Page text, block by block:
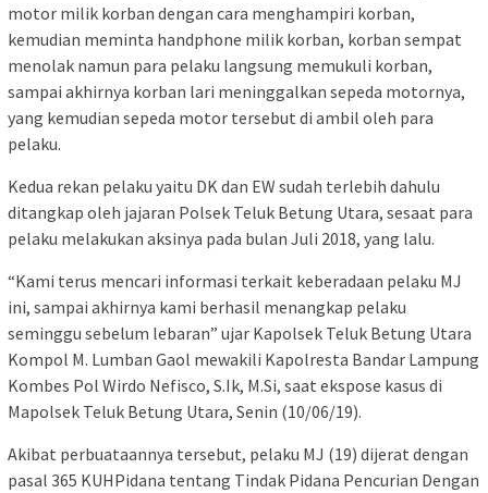
motor milik korban dengan cara menghampiri korban,
kemudian meminta handphone milik korban, korban sempat
menolak namun para pelaku langsung memukuli korban,
sampai akhirnya korban lari meninggalkan sepeda motornya,
yang kemudian sepeda motor tersebut di ambil oleh para
pelaku.
Kedua rekan pelaku yaitu DK dan EW sudah terlebih dahulu
ditangkap oleh jajaran Polsek Teluk Betung Utara, sesaat para
pelaku melakukan aksinya pada bulan Juli 2018, yang lalu.
“Kami terus mencari informasi terkait keberadaan pelaku MJ
ini, sampai akhirnya kami berhasil menangkap pelaku
seminggu sebelum lebaran” ujar Kapolsek Teluk Betung Utara
Kompol M. Lumban Gaol mewakili Kapolresta Bandar Lampung
Kombes Pol Wirdo Nefisco, S.Ik, M.Si, saat ekspose kasus di
Mapolsek Teluk Betung Utara, Senin (10/06/19).
Akibat perbuataannya tersebut, pelaku MJ (19) dijerat dengan
pasal 365 KUHPidana tentang Tindak Pidana Pencurian Dengan